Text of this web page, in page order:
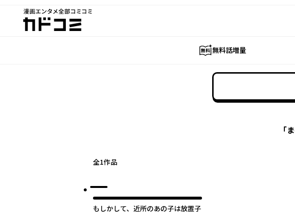
漫画エンタメ全部コミコミ
カドコミ
無料話増量
「
全1作品
もしかして、近所のあの子は放置子